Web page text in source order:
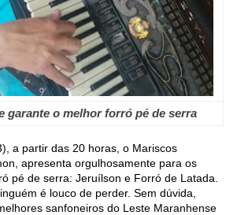
garante o melhor forró pé de serra
a partir das 20 horas, o Mariscos
apresenta orgulhosamente para os
pé de serra: Jeruílson e Forró de Latada.
é louco de perder. Sem dúvida,
sanfoneiros do Leste Maranhense